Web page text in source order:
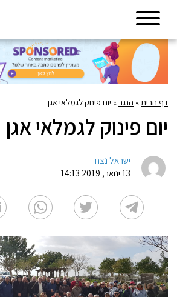
דף הבית» הנגב» יום פינוק לגמלאי אגן
יום פינוק לגמלאי אגן
ישראל נצח
13 ינואר, 2019 14:13